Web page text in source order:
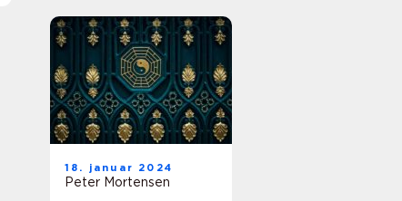
18. januar 2024
Peter Mortensen